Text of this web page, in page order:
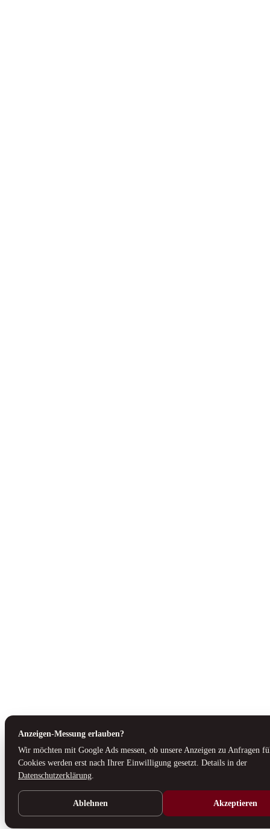
Anzeigen-Messung erlauben?
Wir möchten mit Google Ads messen, ob unsere Anzeigen zu Anfragen
Cookies werden erst nach Ihrer Einwilligung gesetzt. Details in der
Datenschutzerklärung.
Ablehnen Akzeptieren